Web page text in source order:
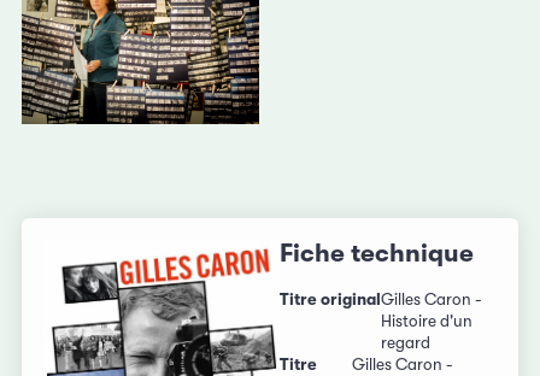
Fiche technique
Titre original Gilles Caron -
Histoire d'un
regard
Titre
Gilles Caron -